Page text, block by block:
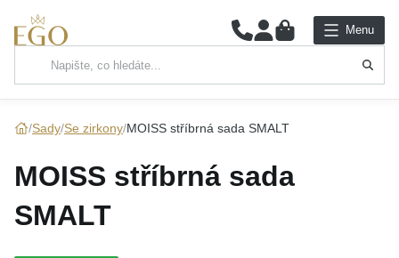
0 Menu
Hlavní kategorie
Sady Se zirkony MOISS stříbrná sada SMALT
MOISS stříbrná sada
SMALT